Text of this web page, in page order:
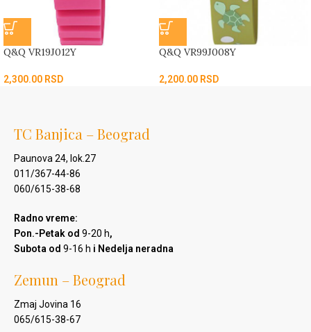
Q&Q VR19J012Y
2,300.00 RSD
Q&Q VR99J008Y
2,200.00 RSD
TC Banjica – Beograd
Paunova 24, lok.27
011/367-44-86
060/615-38-68
Radno vreme:
Pon.-Petak od 9-20 h,
Subota od 9-16 h i Nedelja neradna
Zemun – Beograd
Zmaj Jovina 16
065/615-38-67